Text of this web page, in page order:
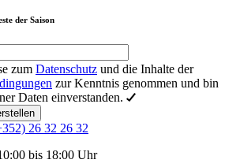
der Saison
zum Datenschutz und die Inhalte der
zur Kenntnis genommen und bin
Daten einverstanden.
26 32 26 32
bis 18:00 Uhr